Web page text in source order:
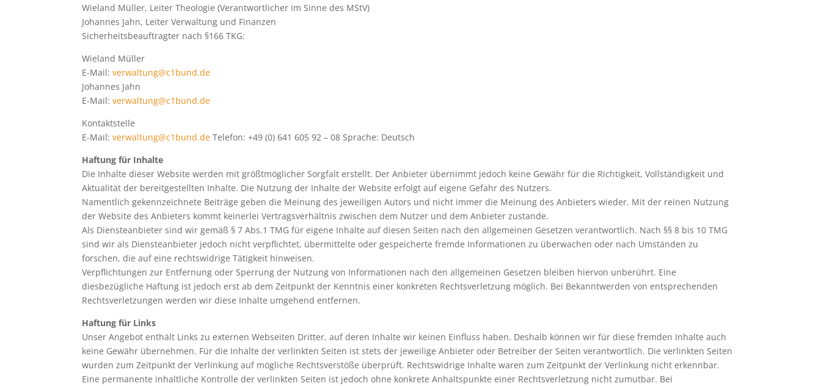
Wieland Müller, Leiter Theologie (Verantwortlicher im Sinne des MStV)
Johannes Jahn, Leiter Verwaltung und Finanzen
Sicherheitsbeauftragter nach §166 TKG:
Wieland Müller
E-Mail:verwaltung@c1bund.de
Johannes Jahn
E-Mail:verwaltung@c1bund.de
Kontaktstelle
E-Mail:verwaltung@c1bund.de Telefon: +49 (0) 641 605 92 – 08 Sprache: Deutsch
Haftung für Inhalte
Die Inhalte dieser Website werden mit größtmöglicher Sorgfalt erstellt. Der Anbieter übernimmt jedoch keine Gewähr für die Richtigkeit, Vollständigkeit und
Aktualität der bereitgestellten Inhalte. Die Nutzung der Inhalte der Website erfolgt auf eigene Gefahr des Nutzers.
Namentlich gekennzeichnete Beiträge geben die Meinung des jeweiligen Autors und nicht immer die Meinung des Anbieters wieder. Mit der reinen Nutzung
der Website des Anbieters kommt keinerlei Vertragsverhältnis zwischen dem Nutzer und dem Anbieter zustande.
Als Diensteanbieter sind wir gemäß § 7 Abs.1 TMG für eigene Inhalte auf diesen Seiten nach den allgemeinen Gesetzen verantwortlich. Nach §§ 8 bis 10 TMG
sind wir als Diensteanbieter jedoch nicht verpflichtet, übermittelte oder gespeicherte fremde Informationen zu überwachen oder nach Umständen zu
forschen, die auf eine rechtswidrige Tätigkeit hinweisen.
Verpflichtungen zur Entfernung oder Sperrung der Nutzung von Informationen nach den allgemeinen Gesetzen bleiben hiervon unberührt. Eine
diesbezügliche Haftung ist jedoch erst ab dem Zeitpunkt der Kenntnis einer konkreten Rechtsverletzung möglich. Bei Bekanntwerden von entsprechenden
Rechtsverletzungen werden wir diese Inhalte umgehend entfernen.
Haftung für Links
Unser Angebot enthält Links zu externen Webseiten Dritter, auf deren Inhalte wir keinen Einfluss haben. Deshalb können wir für diese fremden Inhalte auch
keine Gewähr übernehmen. Für die Inhalte der verlinkten Seiten ist stets der jeweilige Anbieter oder Betreiber der Seiten verantwortlich. Die verlinkten Seiten
wurden zum Zeitpunkt der Verlinkung auf mögliche Rechtsverstöße überprüft. Rechtswidrige Inhalte waren zum Zeitpunkt der Verlinkung nicht erkennbar.
Eine permanente inhaltliche Kontrolle der verlinkten Seiten ist jedoch ohne konkrete Anhaltspunkte einer Rechtsverletzung nicht zumutbar. Bei